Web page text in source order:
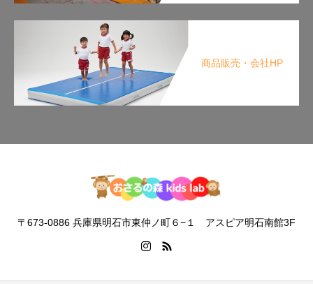
商品販売・会社HP
〒673-0886 兵庫県明石市東仲ノ町６−１ アスピア明石南館3F